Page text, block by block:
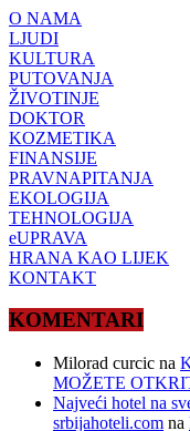
O NAMA
LJUDI
KULTURA
PUTOVANJA
ŽIVOTINJE
DOKTOR
KOZMETIKA
FINANSIJE
PRAVNAPITANJA
EKOLOGIJA
TEHNOLOGIJA
eUPRAVA
HRANA KAO LIJEK
KONTAKT
KOMENTARI
Milorad curcic na
MOŽETE
Najveći hotel na
srbijahoteli.com na